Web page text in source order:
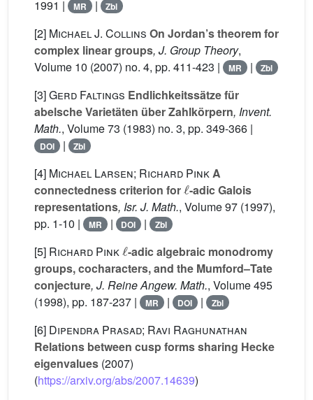
1991 |
MR | Zbl
[2] Michael J. Collins On Jordan’s theorem for
complex linear groups, J. Group Theory,
Volume 10 (2007) no. 4, pp. 411-423 | MR | Zbl
[3]Gerd Faltings Endlichkeitssätze für
abelsche Varietäten über Zahlkörpern, Invent.
Math., Volume 73 (1983) no. 3, pp. 349-366 |
DOI | Zbl
[4] Michael Larsen; Richard PinkA
connectedness criterion for
ℓ
-adic Galois
representations, Isr. J. Math., Volume 97 (1997),
pp. 1-10 |
MR | DOI | Zbl
[5] Richard Pink -adic algebraic monodromy
groups, cocharacters, and the Mumford–Tate
conjecture, J. Reine Angew. Math., Volume 495
(1998), pp. 187-237 |
MR | DOI | Zbl
[6] Dipendra Prasad; Ravi Raghunathan
Relations between cusp forms sharing Hecke
eigenvalues (2007)
(https://arxiv.org/abs/2007.14639)